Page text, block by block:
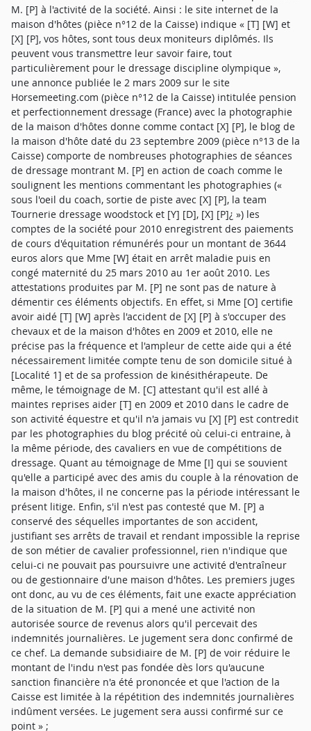
M. [P] à l'activité de la société. Ainsi : le site internet de la
maison d'hôtes (pièce n°12 de la Caisse) indique « [T] [W] et
[X] [P], vos hôtes, sont tous deux moniteurs diplômés. Ils
peuvent vous transmettre leur savoir faire, tout
particulièrement pour le dressage discipline olympique »,
une annonce publiée le 2 mars 2009 sur le site
Horsemeeting.com (pièce n°12 de la Caisse) intitulée pension
et perfectionnement dressage (France) avec la photographie
de la maison d'hôtes donne comme contact [X] [P], le blog de
la maison d'hôte daté du 23 septembre 2009 (pièce n°13 de la
Caisse) comporte de nombreuses photographies de séances
de dressage montrant M. [P] en action de coach comme le
soulignent les mentions commentant les photographies («
sous l'oeil du coach, sortie de piste avec [X] [P], la team
Tournerie dressage woodstock et [Y] [D], [X] [P]¿ ») les
comptes de la société pour 2010 enregistrent des paiements
de cours d'équitation rémunérés pour un montant de 3644
euros alors que Mme [W] était en arrêt maladie puis en
congé maternité du 25 mars 2010 au 1er août 2010. Les
attestations produites par M. [P] ne sont pas de nature à
démentir ces éléments objectifs. En effet, si Mme [O] certifie
avoir aidé [T] [W] après l'accident de [X] [P] à s'occuper des
chevaux et de la maison d'hôtes en 2009 et 2010, elle ne
précise pas la fréquence et l'ampleur de cette aide qui a été
nécessairement limitée compte tenu de son domicile situé à
[Localité 1] et de sa profession de kinésithérapeute. De
même, le témoignage de M. [C] attestant qu'il est allé à
maintes reprises aider [T] en 2009 et 2010 dans le cadre de
son activité équestre et qu'il n'a jamais vu [X] [P] est contredit
par les photographies du blog précité où celui-ci entraine, à
la même période, des cavaliers en vue de compétitions de
dressage. Quant au témoignage de Mme [I] qui se souvient
qu'elle a participé avec des amis du couple à la rénovation de
la maison d'hôtes, il ne concerne pas la période intéressant le
présent litige. Enfin, s'il n'est pas contesté que M. [P] a
conservé des séquelles importantes de son accident,
justifiant ses arrêts de travail et rendant impossible la reprise
de son métier de cavalier professionnel, rien n'indique que
celui-ci ne pouvait pas poursuivre une activité d'entraîneur
ou de gestionnaire d'une maison d'hôtes. Les premiers juges
ont donc, au vu de ces éléments, fait une exacte appréciation
de la situation de M. [P] qui a mené une activité non
autorisée source de revenus alors qu'il percevait des
indemnités journalières. Le jugement sera donc confirmé de
ce chef. La demande subsidiaire de M. [P] de voir réduire le
montant de l'indu n'est pas fondée dès lors qu'aucune
sanction financière n'a été prononcée et que l'action de la
Caisse est limitée à la répétition des indemnités journalières
indûment versées. Le jugement sera aussi confirmé sur ce
point » ;